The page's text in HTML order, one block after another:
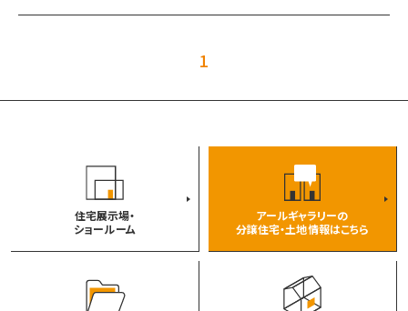
1
住宅展示場・
ショールーム
アールギャラリーの
分譲住宅・土地情報はこちら